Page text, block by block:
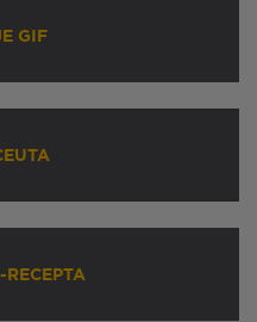
GIF